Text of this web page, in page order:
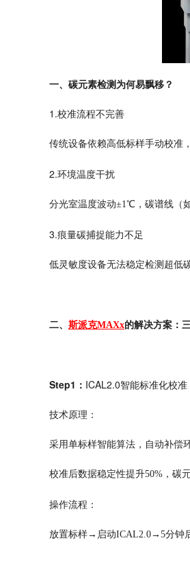
一、碳元素检测为何易飘移？
1.校准流程不完善
传统设备依赖高低标样手动校准
2.环境温度干扰
分光室温度波动±1℃，碳谱线（
3.痕量碳捕捉能力不足
低灵敏度设备无法稳定检测超低
二、 斯派克MAXx的解决方案：
Step1： ICAL2.0智能标准化校准
技术原理：
采用单标样智能算法，自动补偿
校准后数据稳定性提升50%，碳
操作流程：
放置标样→启动ICAL2.0→5分钟